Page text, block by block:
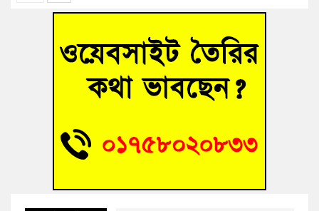
বাঁশের খুঁটিতে ভর করে টিকে আছে সেতু
জুলাই গণঅভ্যুত্থান দিবসে কুমিল্লায় শ্রদ্ধা, র‍্যালি ও সংবর্ধনা
তনু হত্যা মামলায় গ্রেফতার সাবেক সেনা সদস্য হাফিজুর রহমান
হাইকোর্টের জামিনে মুক্ত
আহত শিক্ষার্থীদের দেখতে গিয়ে মেডিকেলের ক্যান্টিনে অবরুদ্ধ জবি